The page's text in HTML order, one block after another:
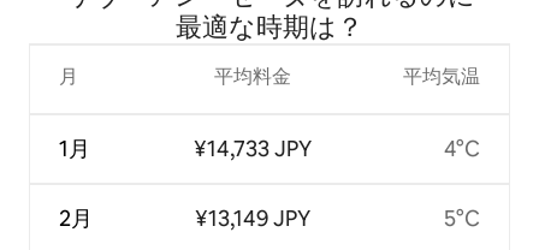
最⁠適⁠な時⁠期⁠は⁠？
月
1月
2月
平均料金
¥14,733 JPY
¥13,149 JPY
平均気温
4°C
5°C